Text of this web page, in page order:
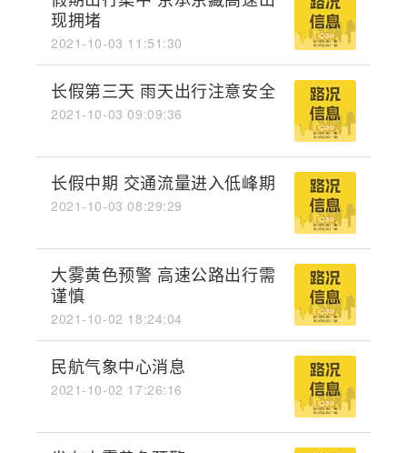
现拥堵
2021-10-03 11:51:30
长假第三天 雨天出行注意安全
2021-10-03 09:09:36
长假中期 交通流量进入低峰期
2021-10-03 08:29:29
大雾黄色预警 高速公路出行需
谨慎
2021-10-02 18:24:04
民航气象中心消息
2021-10-02 17:26:16